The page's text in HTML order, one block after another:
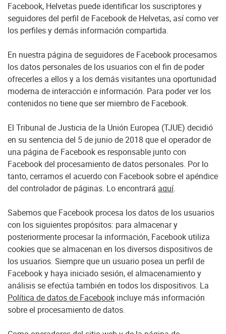
Facebook, Helvetas puede identificar los suscriptores y
seguidores del perfil de Facebook de Helvetas, así como ver
los perfiles y demás información compartida.
En nuestra página de seguidores de Facebook procesamos
los datos personales de los usuarios con el fin de poder
ofrecerles a ellos y a los demás visitantes una oportunidad
moderna de interacción e información. Para poder ver los
contenidos no tiene que ser miembro de Facebook.
El Tribunal de Justicia de la Unión Europea (TJUE) decidió
en su sentencia del 5 de junio de 2018 que el operador de
una página de Facebook es responsable junto con
Facebook del procesamiento de datos personales. Por lo
tanto, cerramos el acuerdo con Facebook sobre el apéndice
del controlador de páginas. Lo encontrará aquí.
Sabemos que Facebook procesa los datos de los usuarios
con los siguientes propósitos: para almacenar y
posteriormente procesar la información, Facebook utiliza
cookies que se almacenan en los diversos dispositivos de
los usuarios. Siempre que un usuario posea un perfil de
Facebook y haya iniciado sesión, el almacenamiento y
análisis se efectúa también en todos los dispositivos. La
Política de datos de Facebook incluye más información
sobre el procesamiento de datos.